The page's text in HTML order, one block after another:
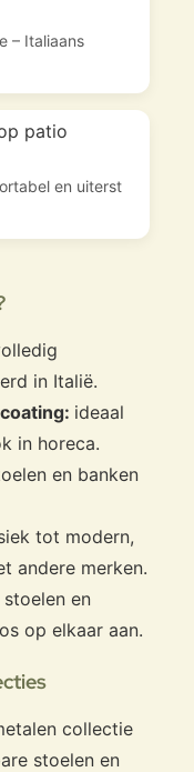
– Italiaans
en uiterst
in Italië.
ideaal
in horeca.
en banken
tot modern,
andere merken.
en
op elkaar aan.
collectie
stoelen en